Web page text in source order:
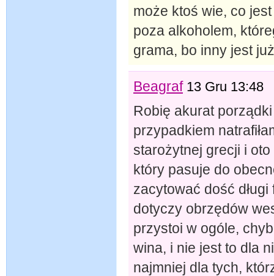
może ktoś wie, co
poza alkoholem,
grama, bo inny jest
Beagraf 13 Gru 13:48
Robię akurat
przypadkiem
starożytnej grecji i
który pasuje do
zacytować dość
dotyczy obrzędów
przystoi w ogóle,
wina, i nie jest to dla
najmniej dla tych,